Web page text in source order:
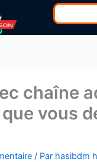
chaîne
vous
/ Par hasibdm